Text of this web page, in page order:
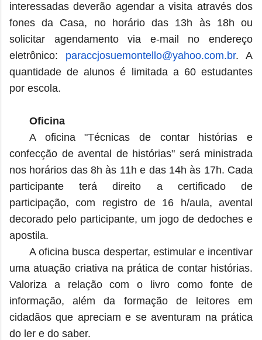
interessadas deverão agendar a visita através dos
fones da Casa, no horário das 13h às 18h ou
solicitar agendamento via e-mail no endereço
eletrônico: paraccjosuemontello@yahoo.com.br. A
quantidade de alunos é limitada a 60 estudantes
por escola.
Oficina
A oficina "Técnicas de contar histórias e
confecção de avental de histórias" será ministrada
nos horários das 8h às 11h e das 14h às 17h. Cada
participante terá direito a certificado de
participação, com registro de 16 h/aula, avental
decorado pelo participante, um jogo de dedoches e
apostila.
A oficina busca despertar, estimular e incentivar
uma atuação criativa na prática de contar histórias.
Valoriza a relação com o livro como fonte de
informação, além da formação de leitores em
cidadãos que apreciam e se aventuram na prática
do ler e do saber.